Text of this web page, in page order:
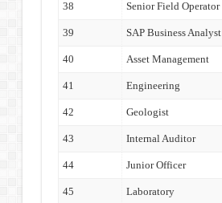
38 Senior Field Operator
39 SAP Business Analyst
40 Asset Management
41 Engineering
42 Geologist
43 Internal Auditor
44 Junior Officer
45 Laboratory